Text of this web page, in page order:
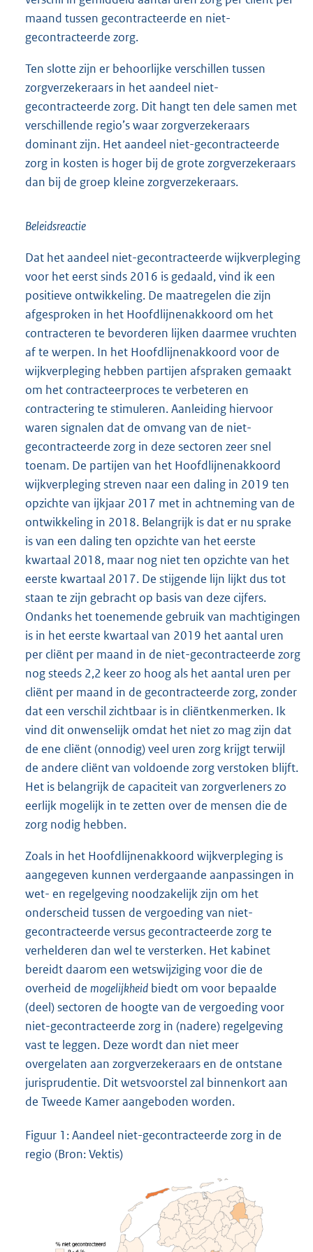
maand tussen gecontracteerde en niet-
gecontracteerde zorg.
Ten slotte zijn er behoorlijke verschillen tussen
zorgverzekeraars in het aandeel niet-
gecontracteerde zorg. Dit hangt ten dele samen met
verschillende regio’s waar zorgverzekeraars
dominant zijn. Het aandeel niet-gecontracteerde
zorg in kosten is hoger bij de grote zorgverzekeraars
dan bij de groep kleine zorgverzekeraars.
Beleidsreactie
Dat het aandeel niet-gecontracteerde wijkverpleging
voor het eerst sinds 2016 is gedaald, vind ik een
positieve ontwikkeling. De maatregelen die zijn
afgesproken in het Hoofdlijnenakkoord om het
contracteren te bevorderen lijken daarmee vruchten
af te werpen. In het Hoofdlijnenakkoord voor de
wijkverpleging hebben partijen afspraken gemaakt
om het contracteerproces te verbeteren en
contractering te stimuleren. Aanleiding hiervoor
waren signalen dat de omvang van de niet-
gecontracteerde zorg in deze sectoren zeer snel
toenam. De partijen van het Hoofdlijnenakkoord
wijkverpleging streven naar een daling in 2019 ten
opzichte van ijkjaar 2017 met in achtneming van de
ontwikkeling in 2018. Belangrijk is dat er nu sprake
is van een daling ten opzichte van het eerste
kwartaal 2018, maar nog niet ten opzichte van het
eerste kwartaal 2017. De stijgende lijn lijkt dus tot
staan te zijn gebracht op basis van deze cijfers.
Ondanks het toenemende gebruik van machtigingen
is in het eerste kwartaal van 2019 het aantal uren
per cliënt per maand in de niet-gecontracteerde zorg
nog steeds 2,2 keer zo hoog als het aantal uren per
cliënt per maand in de gecontracteerde zorg, zonder
dat een verschil zichtbaar is in cliëntkenmerken. Ik
vind dit onwenselijk omdat het niet zo mag zijn dat
de ene cliënt (onnodig) veel uren zorg krijgt terwijl
de andere cliënt van voldoende zorg verstoken blijft.
Het is belangrijk de capaciteit van zorgverleners zo
eerlijk mogelijk in te zetten over de mensen die de
zorg nodig hebben.
Zoals in het Hoofdlijnenakkoord wijkverpleging is
aangegeven kunnen verdergaande aanpassingen in
wet- en regelgeving noodzakelijk zijn om het
onderscheid tussen de vergoeding van niet-
gecontracteerde versus gecontracteerde zorg te
verhelderen dan wel te versterken. Het kabinet
bereidt daarom een wetswijziging voor die de
overheid de mogelijkheid biedt om voor bepaalde
(deel) sectoren de hoogte van de vergoeding voor
niet-gecontracteerde zorg in (nadere) regelgeving
vast te leggen. Deze wordt dan niet meer
overgelaten aan zorgverzekeraars en de ontstane
jurisprudentie. Dit wetsvoorstel zal binnenkort aan
de Tweede Kamer aangeboden worden.
Figuur 1: Aandeel niet-gecontracteerde zorg in de
regio (Bron: Vektis)